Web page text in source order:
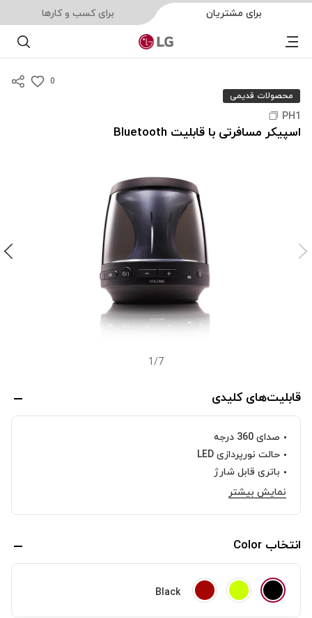
برای مشتریان برای کسب و کارها
0
محصولات قدیمی
PH1
اسپیکر مسافرتی با قابلیت Bluetooth
1/7
قابلیت‌های کلیدی
صدای 360 درجه‌
حالت نورپردازی LED
باتری قابل شارژ
نمایش بیشتر
انتخاب Color
Black
Lime
Red
Black